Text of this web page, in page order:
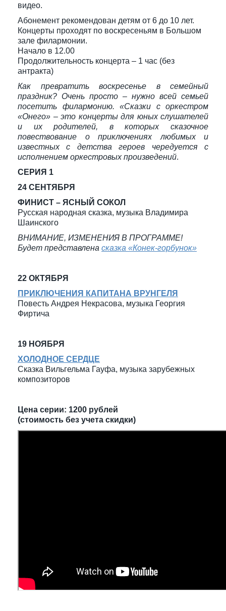
видео.
Абонемент рекомендован детям от 6 до 10 лет.
Концерты проходят по воскресеньям в Большом
зале филармонии.
Начало в 12.00
Продолжительность концерта – 1 час (без
антракта)
Как превратить воскресенье в семейный
праздник? Очень просто – нужно всей семьей
посетить филармонию. «Сказки с оркестром
«Онего» – это концерты для юных слушателей
и их родителей, в которых сказочное
повествование о приключениях любимых и
известных с детства героев чередуется с
исполнением оркестровых произведений.
СЕРИЯ 1
24 СЕНТЯБРЯ
ФИНИСТ – ЯСНЫЙ СОКОЛ
Русская народная сказка, музыка Владимира
Шаинского
ВНИМАНИЕ, ИЗМЕНЕНИЯ В ПРОГРАММЕ!
Будет представлена сказка «Конек-горбунок»
22 ОКТЯБРЯ
ПРИКЛЮЧЕНИЯ КАПИТАНА ВРУНГЕЛЯ
Повесть Андрея Некрасова, музыка Георгия
Фиртича
19 НОЯБРЯ
ХОЛОДНОЕ СЕРДЦЕ
Сказка Вильгельма Гауфа, музыка зарубежных
композиторов
Цена серии: 1200 рублей
(стоимость без учета скидки)